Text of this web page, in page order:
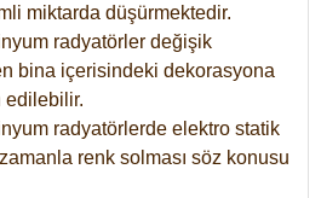
miktarda düşürmektedir.
radyatörler değişik
bina içerisindeki dekorasyona
edilebilir.
radyatörlerde elektro statik
renk solması söz konusu